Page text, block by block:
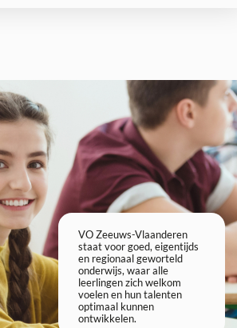
VO Zeeuws-Vlaanderen
staat voor goed, eigentijds
en regionaal geworteld
onderwijs, waar alle
leerlingen zich welkom
voelen en hun talenten
optimaal kunnen
ontwikkelen.
VO Zeeuws-
staat voor
en regionaal
onderwijs,
leerlingen
voelen en
optimaal
ontwikkelen.